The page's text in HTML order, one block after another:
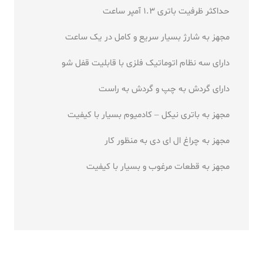
حداکثر ظرفیت باتری 1.3 آمپر ساعت
مجهز به شارژ بسیار سریع و کامل در یک ساعت
دارای سه نظام اتوماتیک فلزی با قابلیت قفل شو
دارای گردش به چپ و گردش به راست
مجهز به باتری نیکل – کادمیوم بسیار با کیفیت
مجهز به چراغ ال ای دی به منظور کار
مجهز به قطعات مرغوب و بسیار با کیفیت